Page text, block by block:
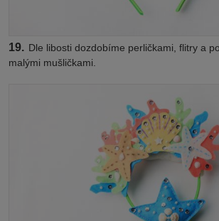
19. Dle libosti dozdobíme perličkami, flitry a
malými mušličkami.